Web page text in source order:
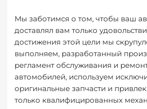
Мы заботимся о том, чтобы ваш
доставлял вам только
достижения этой цели мы
выполняем, разработанный
регламент обслуживания и
автомобилей, используем
оригинальные запчасти и
только квалифицированных